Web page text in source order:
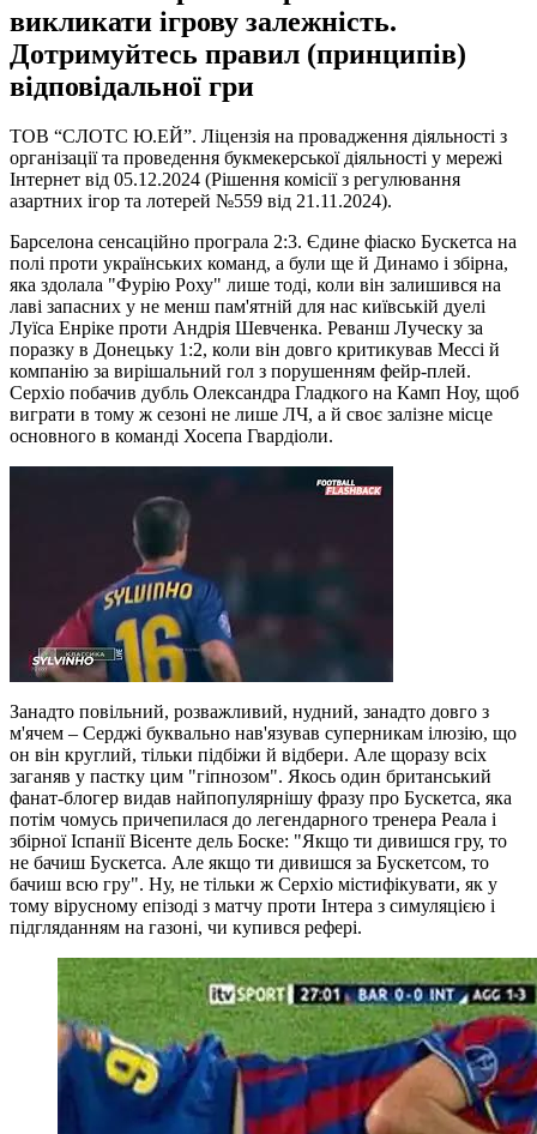
викликати ігрову залежність.
Дотримуйтесь правил (принципів)
відповідальної гри
ТОВ “СЛОТС Ю.ЕЙ”. Ліцензія на провадження діяльності з
організації та проведення букмекерської діяльності у мережі
Інтернет від 05.12.2024 (Рішення комісії з регулювання
азартних ігор та лотерей №559 від 21.11.2024).
Барселона сенсаційно програла 2:3. Єдине фіаско Бускетса на
полі проти українських команд, а були ще й Динамо і збірна,
яка здолала "Фурію Роху" лише тоді, коли він залишився на
лаві запасних у не менш пам'ятній для нас київській дуелі
Луїса Енріке проти Андрія Шевченка. Реванш Луческу за
поразку в Донецьку 1:2, коли він довго критикував Мессі й
компанію за вирішальний гол з порушенням фейр-плей.
Серхіо побачив дубль Олександра Гладкого на Камп Ноу, щоб
виграти в тому ж сезоні не лише ЛЧ, а й своє залізне місце
основного в команді Хосепа Гвардіоли.
Занадто повільний, розважливий, нудний, занадто довго з
м'ячем – Серджі буквально нав'язував суперникам ілюзію, що
он він круглий, тільки підбіжи й відбери. Але щоразу всіх
заганяв у пастку цим "гіпнозом". Якось один британський
фанат-блогер видав найпопулярнішу фразу про Бускетса, яка
потім чомусь причепилася до легендарного тренера Реала і
збірної Іспанії Вісенте дель Боске: "Якщо ти дивишся гру, то
не бачиш Бускетса. Але якщо ти дивишся за Бускетсом, то
бачиш всю гру". Ну, не тільки ж Серхіо містифікувати, як у
тому вірусному епізоді з матчу проти Інтера з симуляцією і
підгляданням на газоні, чи купився рефері.